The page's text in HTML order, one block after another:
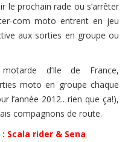
le prochain rade ou s’arrêter
com moto entrent en jeu
aux sorties en groupe ou
d’Ile de France,
moto en groupe chaque
l’année 2012.. rien que ça!),
compagnons de route.
Scala rider & Sena